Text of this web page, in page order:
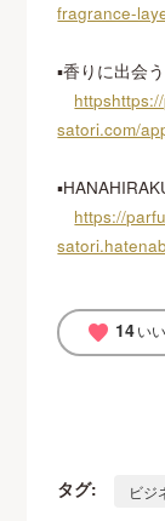
fragrance-
▪香りに出会
satori.com/
https://
favorite 14い
タグ: ビジ